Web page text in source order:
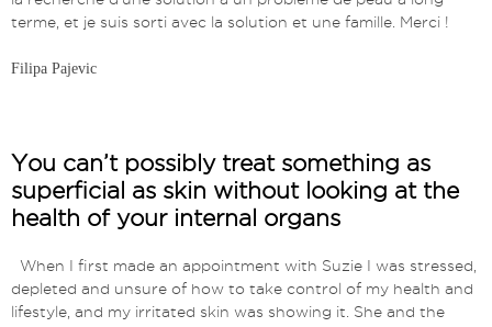
terme, et je suis sorti avec la solution et une famille. Merci !
Filipa Pajevic
You can’t possibly treat something as
superficial as skin without looking at the
health of your internal organs
When I first made an appointment with Suzie I was stressed,
depleted and unsure of how to take control of my health and
lifestyle, and my irritated skin was showing it. She and the